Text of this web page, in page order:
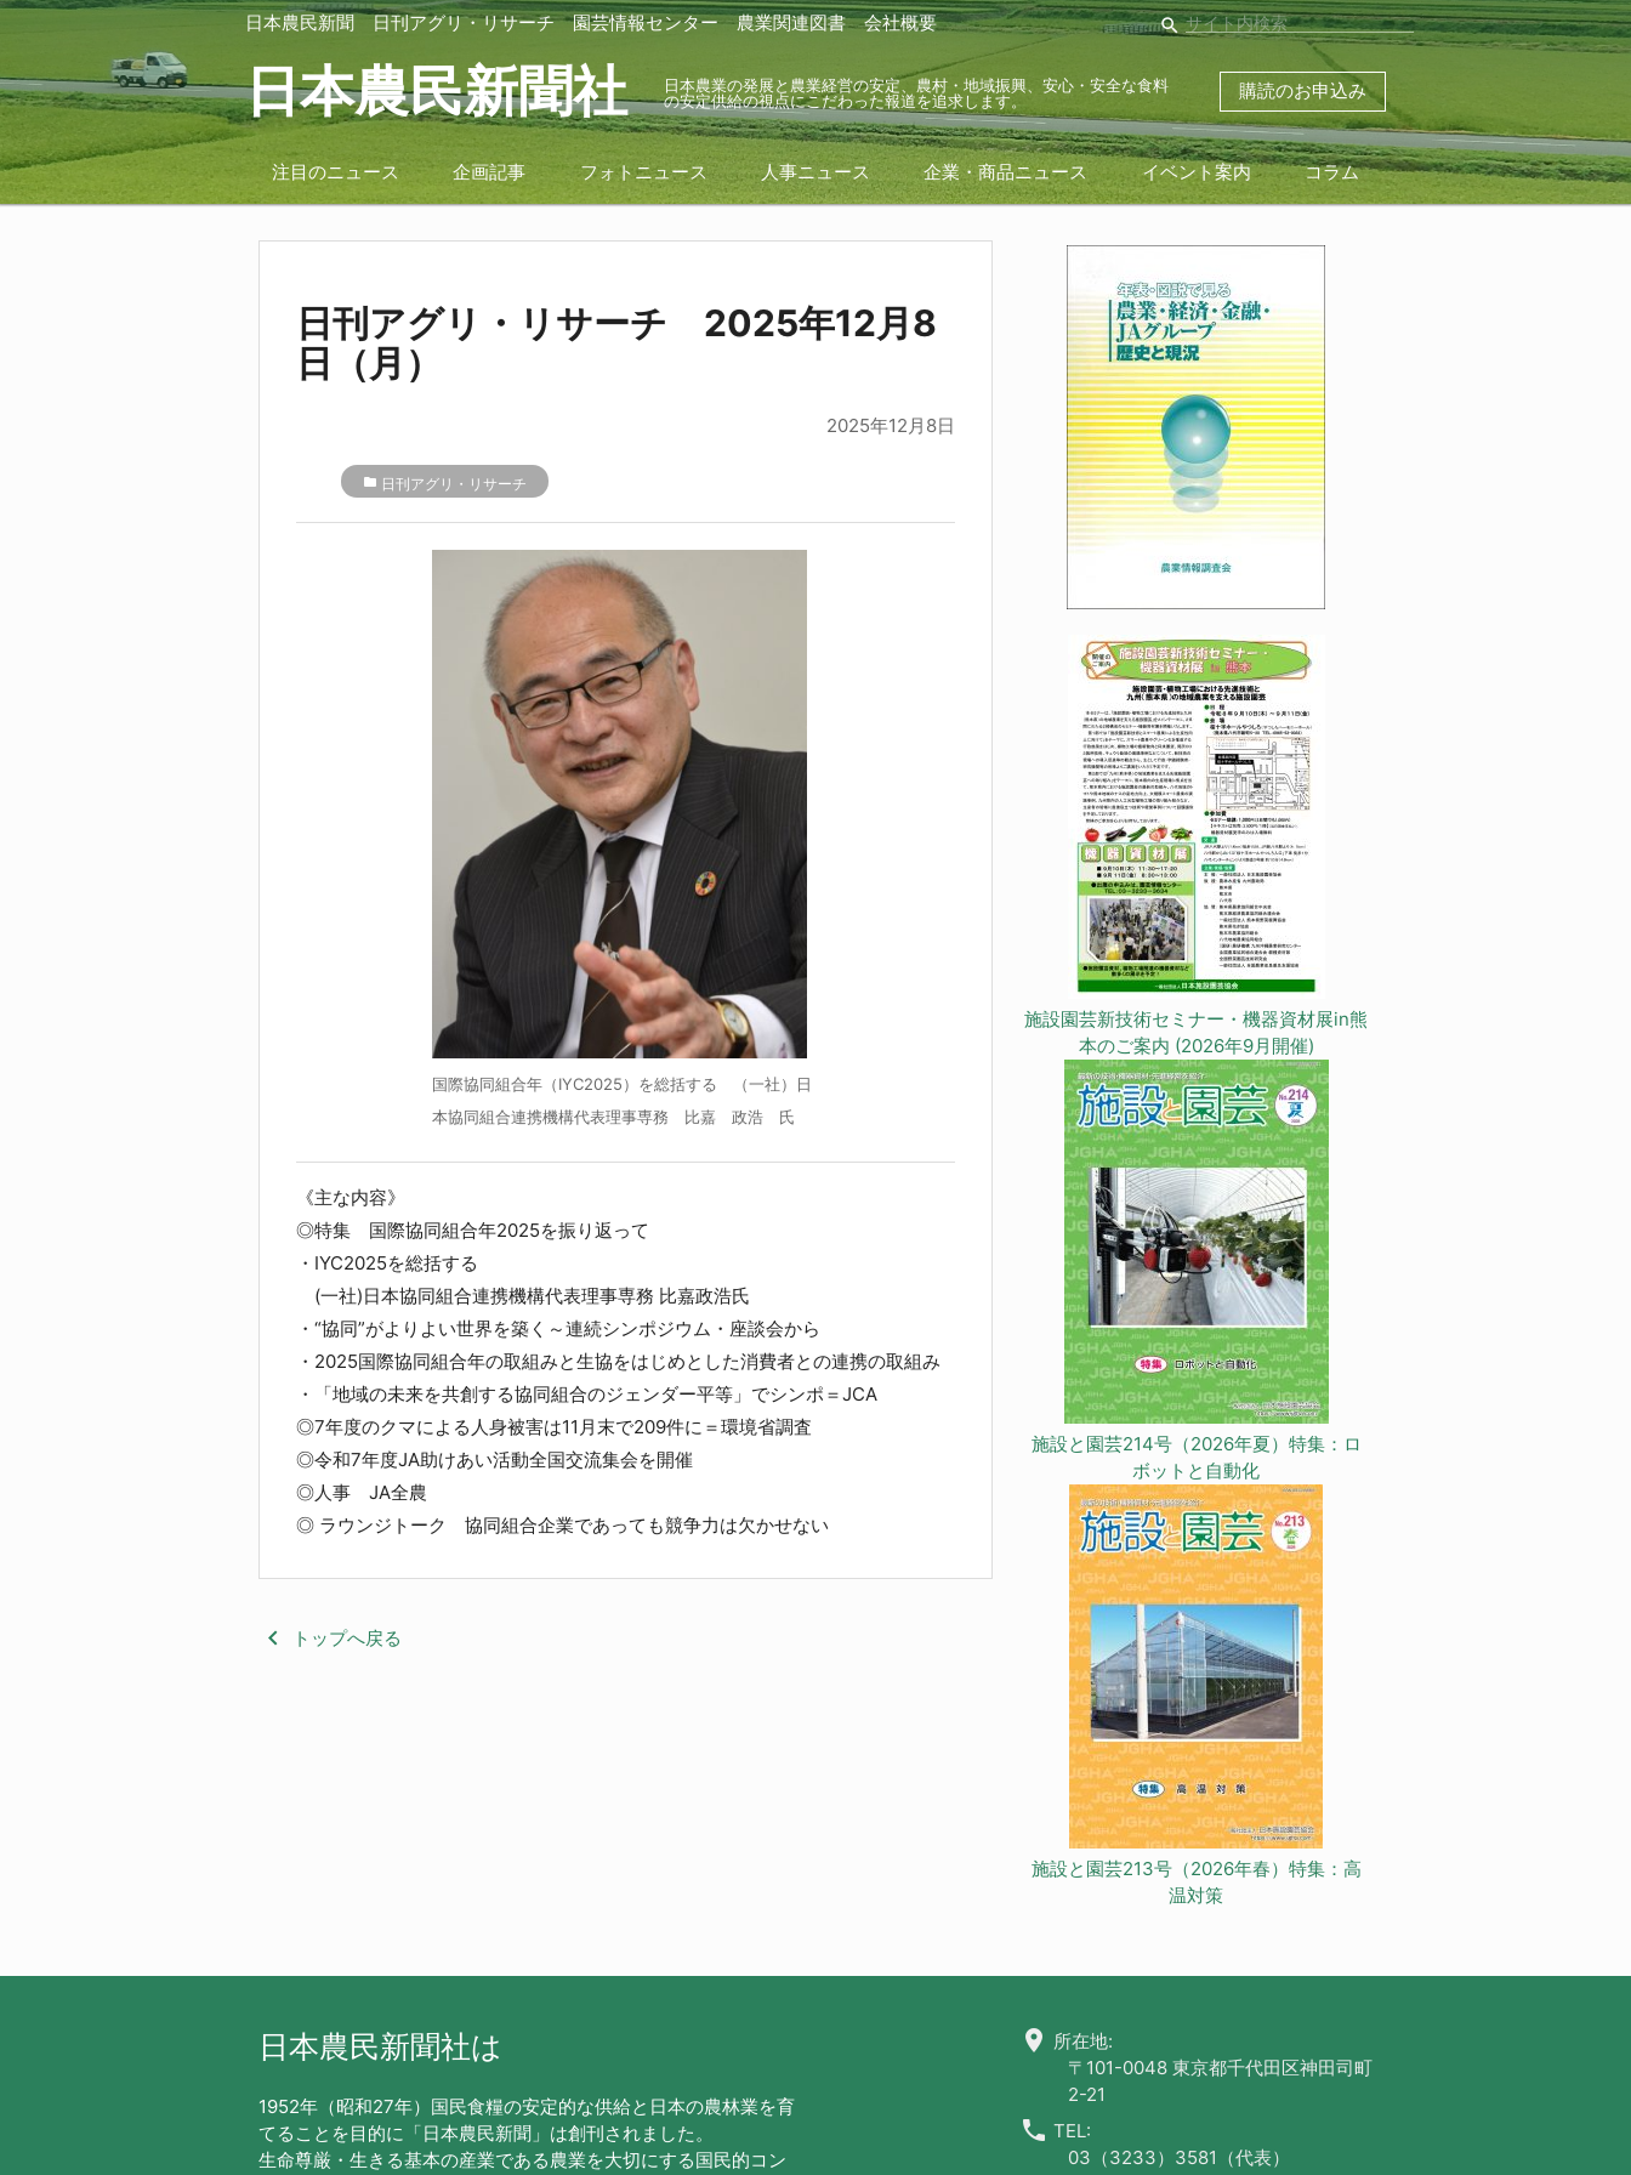
日本農民新聞 日刊アグリ・リサーチ 園芸情報センター 農業関連図書 会社概要 search
日本農民新聞社
日本農業の発展と農業経営の安定、農村・地域振興、安心・安全な食料
の安定供給の視点にこだわった報道を追求します。
購読のお申込み
注目のニュース 企画記事 フォトニュース 人事ニュース 企業・商品ニュース イベント案内 コラム
日刊アグリ・リサーチ 2025年12月8
日（月）
2025年12月8日
folder 日刊アグリ・リサーチ
国際協同組合年（IYC2025）を総括する （一社）日
本協同組合連携機構代表理事専務 比嘉 政浩 氏
《主な内容》
◎特集 国際協同組合年2025を振り返って
・IYC2025を総括する
(一社)日本協同組合連携機構代表理事専務 比嘉政浩氏
・“協同”がよりよい世界を築く～連続シンポジウム・座談会から
・2025国際協同組合年の取組みと生協をはじめとした消費者との連携の取組み
・「地域の未来を共創する協同組合のジェンダー平等」でシンポ＝JCA
◎7年度のクマによる人身被害は11月末で209件に＝環境省調査
◎令和7年度JA助けあい活動全国交流集会を開催
◎人事 JA全農
◎ ラウンジトーク 協同組合企業であっても競争力は欠かせない
keyboard_arrow_left トップへ戻る
施設園芸新技術セミナー・機器資材展in熊
本のご案内 (2026年9月開催)
施設と園芸214号（2026年夏）特集：ロ
ボットと自動化
施設と園芸213号（2026年春）特集：高
温対策
日本農民新聞社は
1952年（昭和27年）国民食糧の安定的な供給と日本の農林業を育
てることを目的に「日本農民新聞」は創刊されました。
生命尊厳・生きる基本の産業である農業を大切にする国民的コン
location_on 所在地:
〒101-0048 東京都千代田区神田司町
2-21
call TEL:
03（3233）3581（代表）